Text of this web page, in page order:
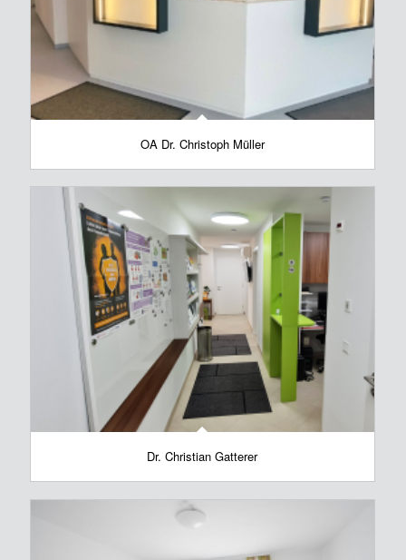
OA Dr. Christoph Müller
Dr. Christian Gatterer